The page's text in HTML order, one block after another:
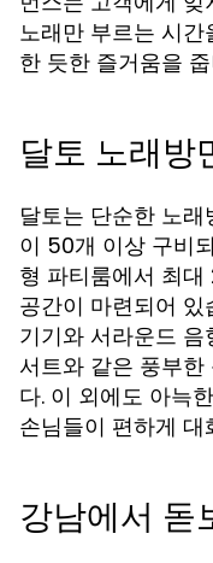
노래만 부르는 시
한 듯한 즐거움을
달토 노래방
달토는 단순한 노
이 50개 이상 구비
형 파티룸에서 최
공간이 마련되어
기기와 서라운드
서트와 같은 풍부
다. 이 외에도 아늑
손님들이 편하게
강남에서 돋